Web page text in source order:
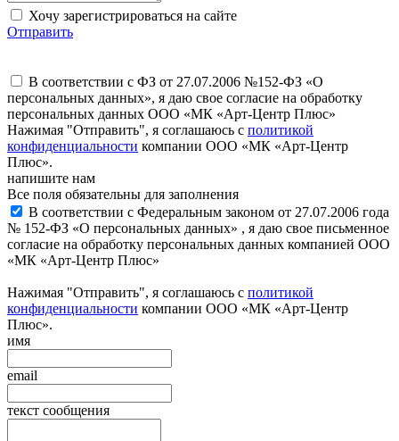
Хочу зарегистрироваться на сайте
Отправить
В соответствии с ФЗ от 27.07.2006 №152-ФЗ «О
персональных данных», я даю свое согласие на обработку
персональных данных ООО «МК «Арт-Центр Плюс»
Нажимая "Отправить", я соглашаюсь с политикой
конфиденциальности компании ООО «МК «Арт-Центр
Плюс».
напишите нам
Все поля обязательны для заполнения
В соответствии с Федеральным законом от 27.07.2006 года
№ 152-ФЗ «О персональных данных» , я даю свое письменное
согласие на обработку персональных данных компанией ООО
«МК «Арт-Центр Плюс»
Нажимая "Отправить", я соглашаюсь с политикой
конфиденциальности компании ООО «МК «Арт-Центр
Плюс».
имя
email
текст сообщения